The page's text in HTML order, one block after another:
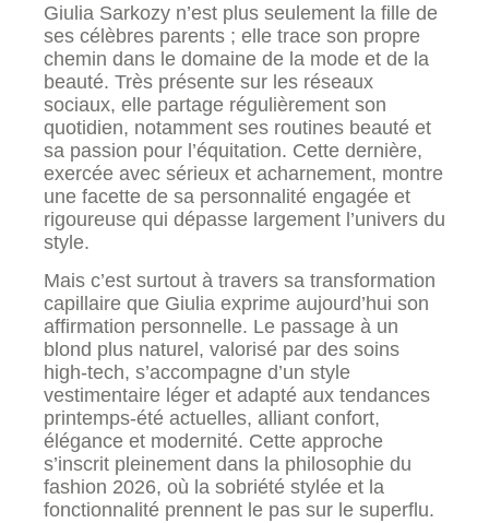
Giulia Sarkozy n’est plus seulement la fille de
ses célèbres parents ; elle trace son propre
chemin dans le domaine de la mode et de la
beauté. Très présente sur les réseaux
sociaux, elle partage régulièrement son
quotidien, notamment ses routines beauté et
sa passion pour l’équitation. Cette dernière,
exercée avec sérieux et acharnement, montre
une facette de sa personnalité engagée et
rigoureuse qui dépasse largement l’univers du
style.
Mais c’est surtout à travers sa transformation
capillaire que Giulia exprime aujourd’hui son
affirmation personnelle. Le passage à un
blond plus naturel, valorisé par des soins
high-tech, s’accompagne d’un style
vestimentaire léger et adapté aux tendances
printemps-été actuelles, alliant confort,
élégance et modernité. Cette approche
s’inscrit pleinement dans la philosophie du
fashion 2026, où la sobriété stylée et la
fonctionnalité prennent le pas sur le superflu.